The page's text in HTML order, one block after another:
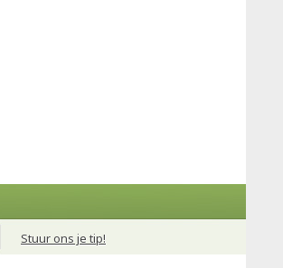
Stuur ons je tip!